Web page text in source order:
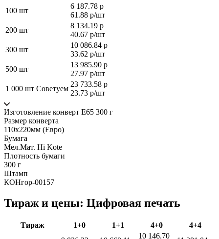
100 шт
6 187.78 р
61.88 р/шт
200 шт
8 134.19 р
40.67 р/шт
300 шт
10 086.84 р
33.62 р/шт
500 шт
13 985.90 р
27.97 р/шт
1 000 шт Советуем
23 733.58 р
23.73 р/шт
Изготовление конверт Е65 300 г
Размер конверта
110х220мм (Евро)
Бумага
Мел.Мат. Hi Kote
Плотность бумаги
300 г
Штамп
КОНгор-00157
Тираж и цены: Цифровая печать
Тираж 1+0 1+1 4+0
4+4
10 146.70